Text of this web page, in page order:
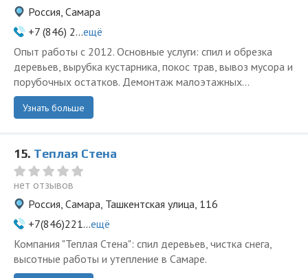
Россия, Самара
+7 (846) 2...ещё
Опыт работы с 2012. Основные услуги: спил и обрезка
деревьев, вырубка кустарника, покос трав, вывоз мусора и
порубочных остатков. Демонтаж малоэтажных...
Узнать больше
15. Теплая Стена
нет отзывов
Россия, Самара, Ташкентская улица, 116
+7(846)221...ещё
Компания "Теплая Стена": спил деревьев, чистка снега,
высотные работы и утепление в Самаре.